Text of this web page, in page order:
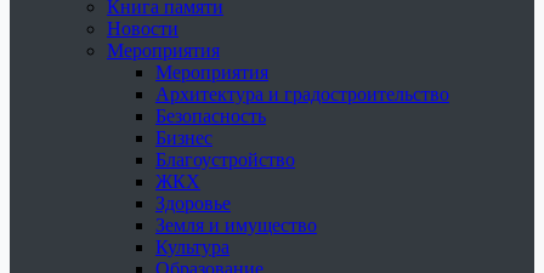
Книга памяти
Новости
Мероприятия
Мероприятия
Архитектура и градостроительство
Безопасность
Бизнес
Благоустройство
ЖКХ
Здоровье
Земля и имущество
Культура
Образование